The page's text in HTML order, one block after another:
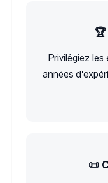
Privilégiez les
années
📜